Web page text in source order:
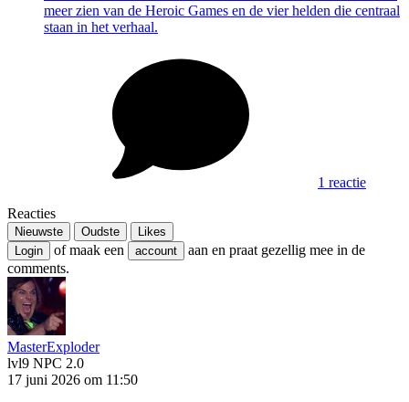
meer zien van de Heroic Games en de vier helden die centraal
staan in het verhaal.
1 reactie
Reacties
Nieuwste Oudste
Likes
Login
of maak een account
aan en praat gezellig mee in de
comments.
MasterExploder
lvl9 NPC 2.0
17 juni 2026 om 11:50